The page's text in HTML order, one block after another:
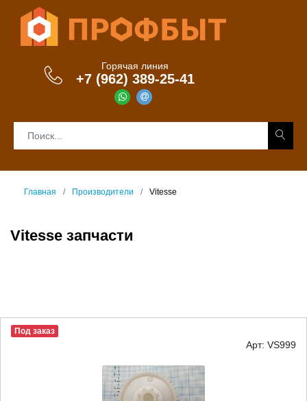
Горячая линия
+7 (962) 389-25-41
Главная Производители Vitesse
Vitesse запчасти
Под заказ
Арт: VS999